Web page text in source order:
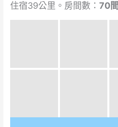
住宿39公里。房間數：70間